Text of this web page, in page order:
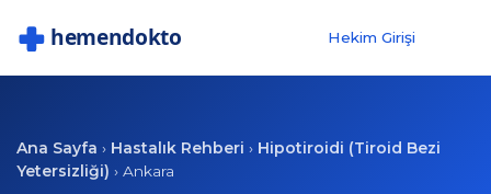
Hekim Girişi
Ana Sayfa › Hastalık Rehberi › Hipotiroidi (Tiroid Bezi
Yetersizliği) › Ankara